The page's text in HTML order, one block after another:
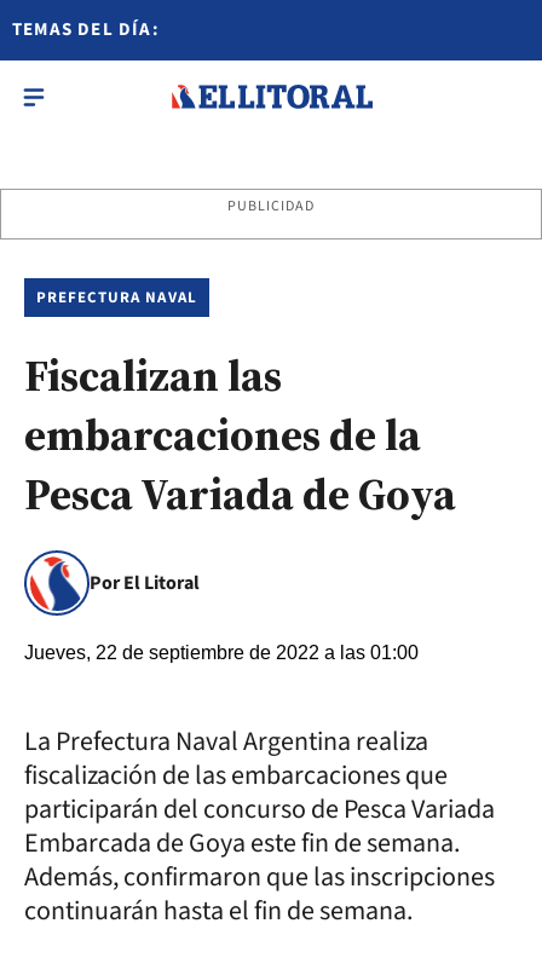
TEMAS DEL DÍA:
PUBLICIDAD
PREFECTURA NAVAL
Fiscalizan las
embarcaciones de la
Pesca Variada de Goya
Por El Litoral
Jueves, 22 de septiembre de 2022 a las 01:00
La Prefectura Naval Argentina realiza
fiscalización de las embarcaciones que
participarán del concurso de Pesca Variada
Embarcada de Goya este fin de semana.
Además, confirmaron que las inscripciones
continuarán hasta el fin de semana.